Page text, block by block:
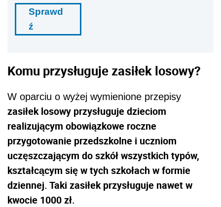
Sprawd
ź
Komu przysługuje zasiłek losowy?
W oparciu o wyżej wymienione przepisy
zasiłek losowy przysługuje dzieciom
realizującym obowiązkowe roczne
przygotowanie przedszkolne i uczniom
uczęszczającym do szkół wszystkich typów,
kształcącym się w tych szkołach w formie
dziennej. Taki zasiłek przysługuje nawet w
kwocie 1000 zł.